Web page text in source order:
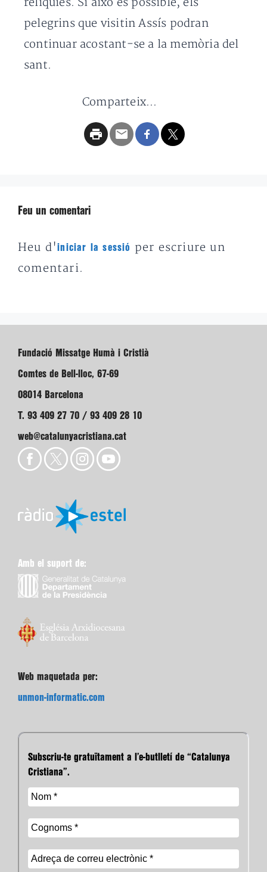
pelegrins que visitin Assís podran
continuar acostant-se a la memòria del
sant.
Comparteix...
Feu un comentari
Heu d'iniciar la sessió
per escriure un
comentari.
Fundació Missatge Humà i Cristià
Comtes de Bell-lloc, 67-69
08014 Barcelona
T. 93 409 27 70 / 93 409 28 10
web@catalunyacristiana.cat
Amb el suport de:
Web maquetada per:
unmon-informatic.com
Subscriu-te gratuïtament a l’e-butlletí de “Catalunya
Cristiana”.